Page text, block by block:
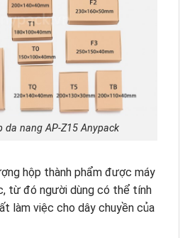
da nang AP-Z15 Anypack
hộp thành phẩm được máy
từ đó người dùng có thể tính
làm việc cho dây chuyền của